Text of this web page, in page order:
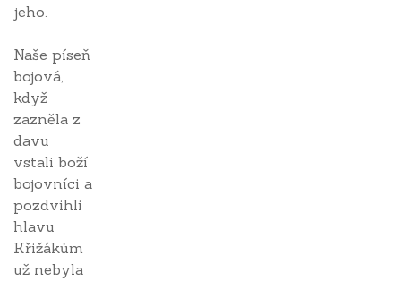
jeho.
Naše píseň
bojová,
když
zazněla z
davu
vstali boží
bojovníci a
pozdvihli
hlavu
Křižákům
už nebyla